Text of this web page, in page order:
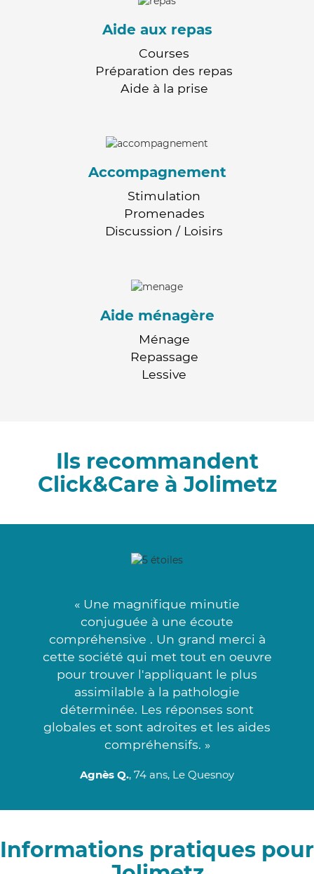
Aide aux repas
Courses
Préparation des repas
Aide à la prise
Accompagnement
Stimulation
Promenades
Discussion / Loisirs
Aide ménagère
Ménage
Repassage
Lessive
Ils recommandent
Click&Care à Jolimetz
« Une magnifique minutie
conjuguée à une écoute
compréhensive . Un grand merci à
cette société qui met tout en oeuvre
pour trouver l'appliquant le plus
assimilable à la pathologie
déterminée. Les réponses sont
globales et sont adroites et les aides
compréhensifs. »
Agnès Q., 74 ans, Le Quesnoy
Informations pratiques pour